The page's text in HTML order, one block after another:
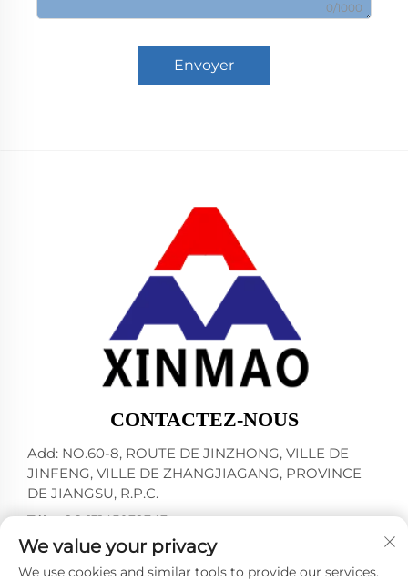
0/1000
Envoyer
CONTACTEZ-NOUS
Add: NO.60-8, ROUTE DE JINZHONG, VILLE DE
JINFENG, VILLE DE ZHANGJIAGANG, PROVINCE
DE JIANGSU, R.P.C.
Tél. :+86-13145032343
Courriel :[email protected]
We value your privacy
We use cookies and similar tools to provide our services.